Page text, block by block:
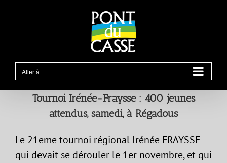
Aller à...
Tournoi Irénée-Fraysse : 400 jeunes
attendus, samedi, à Régadous
Le 21eme tournoi régional Irénée FRAYSSE
qui devait se dérouler le 1er novembre, et qui